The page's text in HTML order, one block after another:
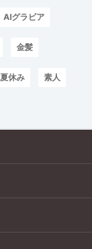
AIグラビア
金髪
夏休み 素人